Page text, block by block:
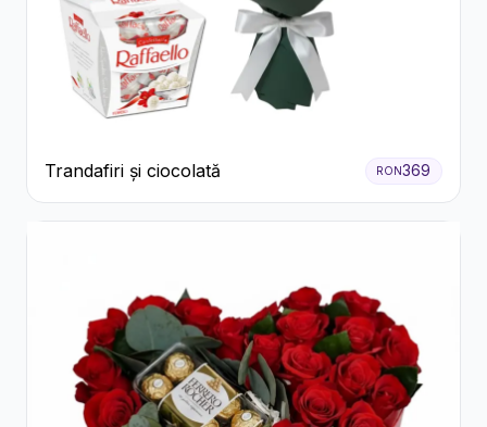
Trandafiri și ciocolată RON369